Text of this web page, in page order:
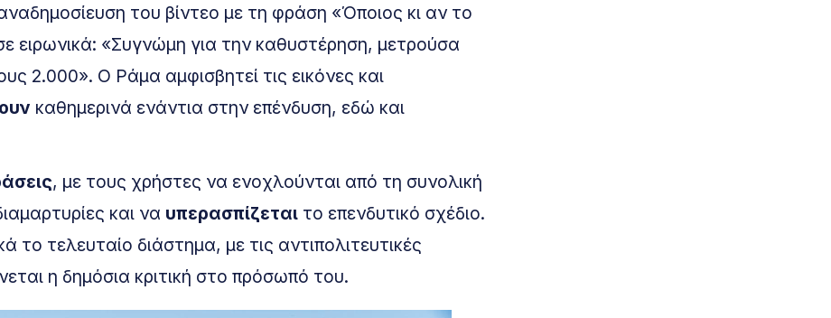
του βίντεο με τη φράση «Όποιος κι αν το
ειρωνικά: «Συγνώμη για την καθυστέρηση, μετρούσα
2.000». Ο Ράμα αμφισβητεί τις εικόνες και
καθημερινά ενάντια στην επένδυση, εδώ και
, με τους χρήστες να ενοχλούνται από τη συνολική
και να υπερασπίζεται το επενδυτικό σχέδιο.
το τελευταίο διάστημα, με τις αντιπολιτευτικές
η δημόσια κριτική στο πρόσωπό του.